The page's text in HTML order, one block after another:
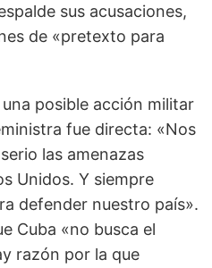
sus acusaciones,
de «pretexto para
posible acción militar
fue directa: «Nos
las amenazas
Unidos. Y siempre
defender nuestro país».
Cuba «no busca el
razón por la que